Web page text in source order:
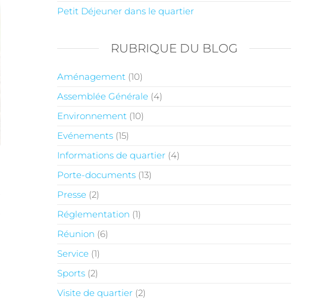
Petit Déjeuner dans le quartier
RUBRIQUE DU BLOG
Aménagement (10)
Assemblée Générale(4)
Environnement (10)
Evénements(15)
Informations de quartier(4)
Porte-documents(13)
Presse(2)
Réglementation (1)
Réunion (6)
Service(1)
Sports(2)
Visite de quartier(2)